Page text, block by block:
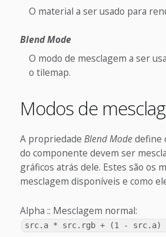
O material a ser usado para
Blend Mode
O modo de mesclagem a ser
o tilemap.
Modos de
A propriedade Blend Modedefine
do componente devem ser
gráficos atrás dele. Estes são os
mesclagem disponíveis e como
Alpha :: Mesclagem normal:
src.a * src.rgb + (1 - src.a)